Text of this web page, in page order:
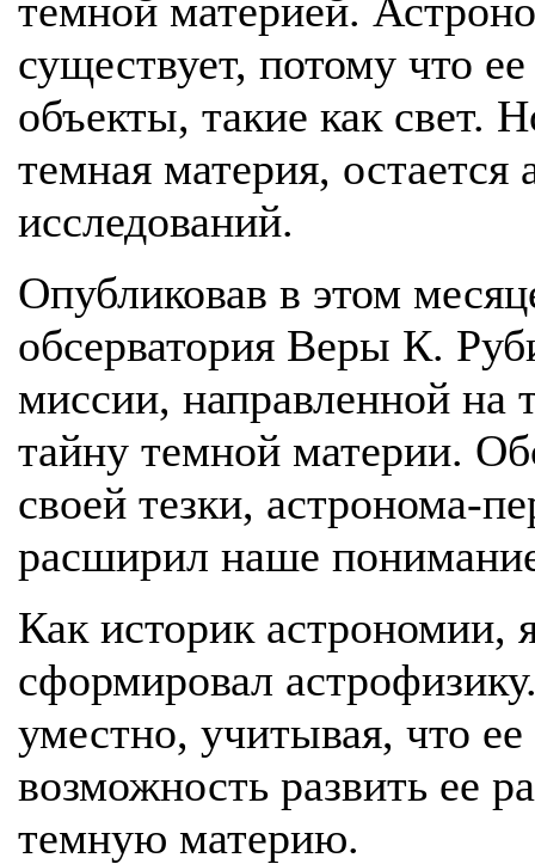
темной материей.
существует, потому что
объекты, такие как свет.
темная материя, остается
исследований.
Опубликовав в этом
обсерватория Веры К.
миссии, направленной на
тайну темной материи.
своей тезки, астронома-
расширил наше
Как историк астрономии,
сформировал
уместно, учитывая, что
возможность развить ее
темную материю.